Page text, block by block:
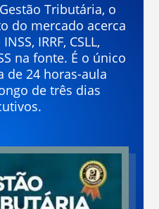
Tributária, o
do mercado acerca
IRRF, CSLL,
na fonte. É o único
de 24 horas-aula
de três dias